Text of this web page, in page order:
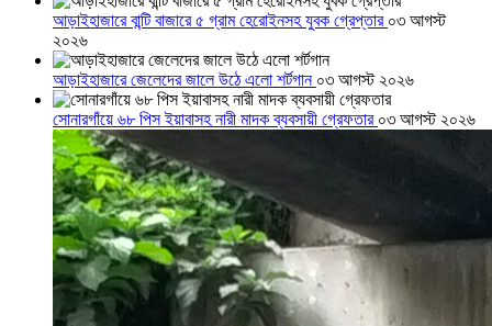
আড়াইহাজারে বান্টি বাজারে ৫ গ্রাম হেরোইনসহ যুবক গ্রেপ্তার ০৩ আগস্ট
২০২৬
আড়াইহাজারে জেলেদের জালে উঠে এলো শর্টগান ০৩ আগস্ট ২০২৬
সোনারগাঁয়ে ৬৮ পিস ইয়াবাসহ নারী মাদক ব্যবসায়ী গ্রেফতার ০৩ আগস্ট ২০২৬